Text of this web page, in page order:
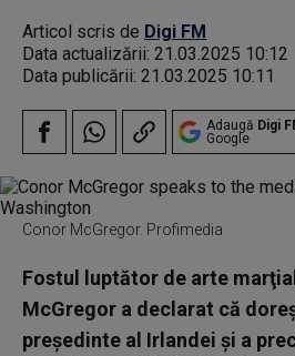
Articol scris de Digi FM
Data actualizării: 21.03.2025 10:12
Data publicării: 21.03.2025 10:11
Adaugă Digi
Google
Conor McGregor. Profimedia
Fostul luptător de arte
McGregor a declarat că
preşedinte al Irlandei şi a